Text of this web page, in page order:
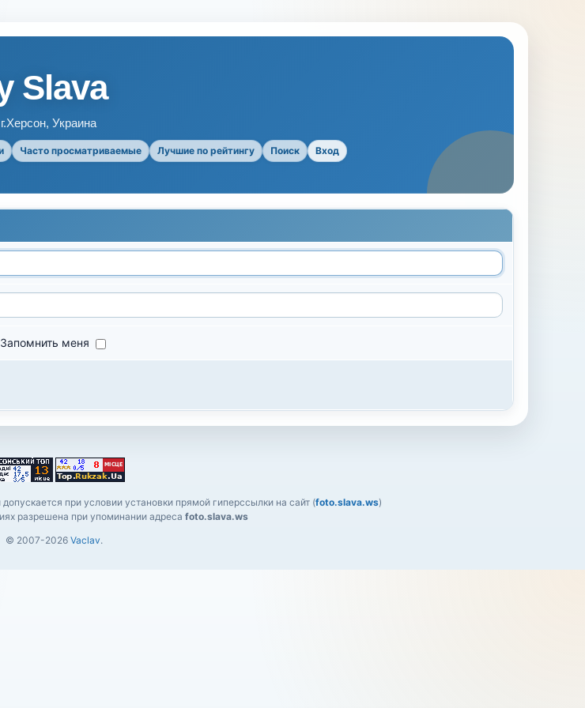
Slava
Украина
Часто просматриваемые Лучшие по рейтингу Поиск Вход
Запомнить меня
при условии установки прямой гиперссылки на сайт (foto.slava.ws)
разрешена при упоминании адреса foto.slava.ws
© 2007-2026 Vaclav.